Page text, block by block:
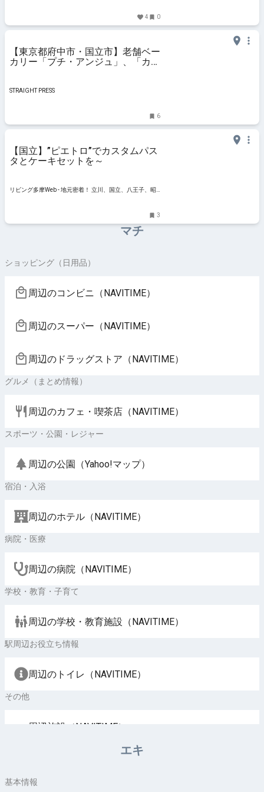
4 0
【東京都府中市・国立市】老舗ベー
カリー「プチ・アンジュ」、「カレ
STRAIGHT PRESS
6
【国立】”ピエトロ”でカスタムパス
タとケーキセットを～
リビング多摩Web - 地元密着！ 立川、国立、八王子、昭
3
マチ
ショッピング（日用品）
周辺のコンビニ（NAVITIME）
周辺のスーパー（NAVITIME）
周辺のドラッグストア（NAVITIME）
グルメ（まとめ情報）
周辺のカフェ・喫茶店（NAVITIME）
スポーツ・公園・レジャー
周辺の公園（Yahoo!マップ）
宿泊・入浴
周辺のホテル（NAVITIME）
病院・医療
周辺の病院（NAVITIME）
学校・教育・子育て
周辺の学校・教育施設（NAVITIME）
駅周辺お役立ち情報
周辺のトイレ（NAVITIME）
その他
周辺施設（NAVITIME）
エキ
基本情報